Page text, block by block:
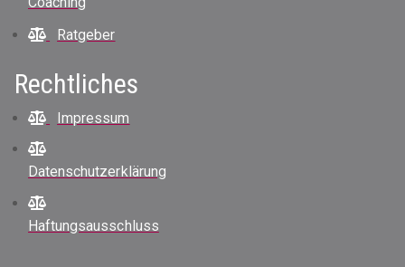
Ratgeber
Rechtliches
Impressum
Datenschutzerklärung
Haftungsausschluss